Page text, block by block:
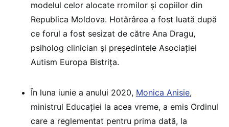
modelul celor alocate rromilor și copiilor din
Republica Moldova. Hotărârea a fost luată după
ce forul a fost sesizat de către Ana Dragu,
psiholog clinician și președintele Asociației
Autism Europa Bistrița.
În luna iunie a anului 2020, Monica Anisie,
ministrul Educației la acea vreme, a emis Ordinul
care a reglementat pentru prima dată, la